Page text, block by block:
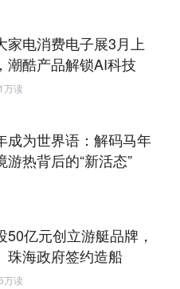
家电消费电子展3月上
潮酷产品解锁AI科技
1万读
成为世界语：解码马年
游热背后的“新活态”
50亿元创立游艇品牌，
珠海政府签约造船
万读